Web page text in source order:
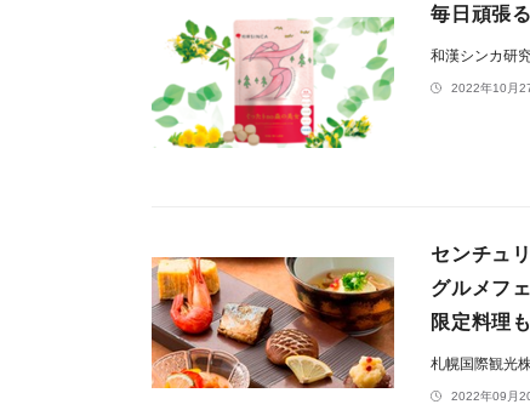
毎日頑張
和漢シンカ研
2022年10月
センチュ
グルメフ
限定料理
札幌国際観光
2022年09月